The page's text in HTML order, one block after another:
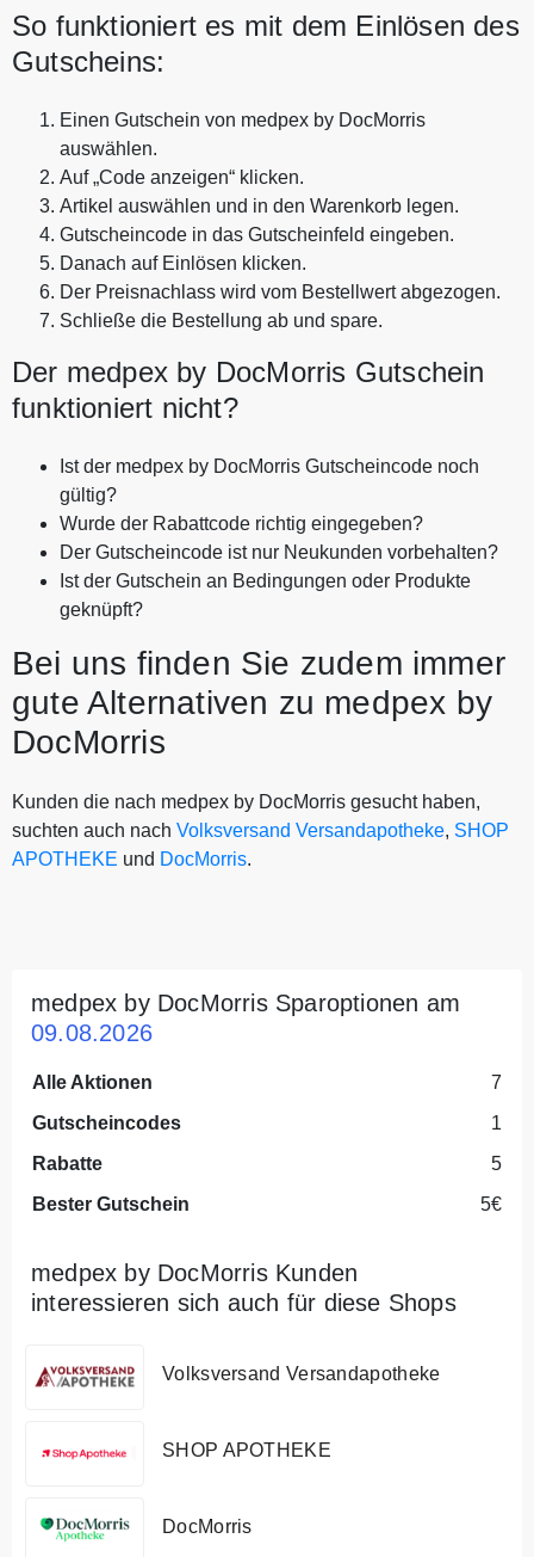
So funktioniert es mit dem Einlösen des
Gutscheins:
Einen Gutschein von medpex by DocMorris
auswählen.
Auf „Code anzeigen“ klicken.
Artikel auswählen und in den Warenkorb legen.
Gutscheincode in das Gutscheinfeld eingeben.
Danach auf Einlösen klicken.
Der Preisnachlass wird vom Bestellwert abgezogen.
Schließe die Bestellung ab und spare.
Der medpex by DocMorris Gutschein
funktioniert nicht?
Ist der medpex by DocMorris Gutscheincode noch
gültig?
Wurde der Rabattcode richtig eingegeben?
Der Gutscheincode ist nur Neukunden vorbehalten?
Ist der Gutschein an Bedingungen oder Produkte
geknüpft?
Bei uns finden Sie zudem immer
gute Alternativen zu medpex by
DocMorris
Kunden die nach medpex by DocMorris gesucht haben,
suchten auch nach Volksversand Versandapotheke, SHOP
APOTHEKE und DocMorris.
medpex by DocMorris Sparoptionen am
09.08.2026
Alle Aktionen
7
Gutscheincodes
1
Rabatte
5
Bester Gutschein
5€
medpex by DocMorris Kunden
interessieren sich auch für diese Shops
Volksversand Versandapotheke
SHOP APOTHEKE
DocMorris